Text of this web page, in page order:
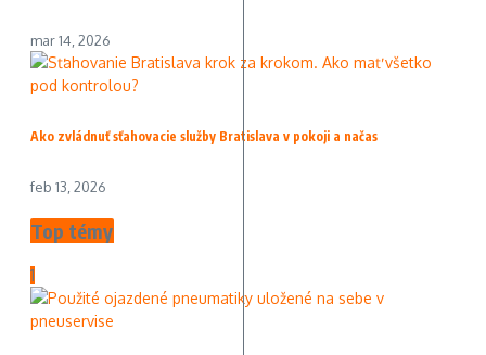
mar 14, 2026
Ako zvládnuť sťahovacie služby Bratislava v pokoji a načas
feb 13, 2026
Top témy
1